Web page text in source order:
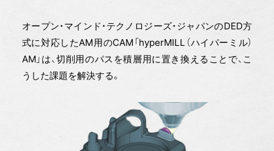
オープン・マインド・テクノロジーズ・ジャパンのDED方
式に対応したAM用のCAM「hyperMILL（ハイパーミル）
AM」は、切削用のパスを積層用に置き換えることで、こ
うした課題を解決する。